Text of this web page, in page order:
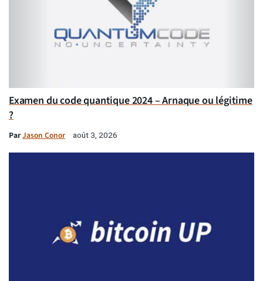
Examen du code quantique 2024 – Arnaque ou légitime
?
ParJason Conor août 3, 2026